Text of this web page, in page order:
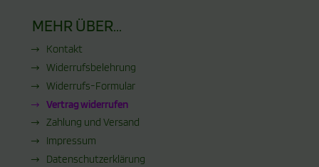
MEHR ÜBER...
Kontakt
Widerrufsbelehrung
Widerrufs-Formular
Vertrag widerrufen
Zahlung und Versand
Impressum
Datenschutzerklärung